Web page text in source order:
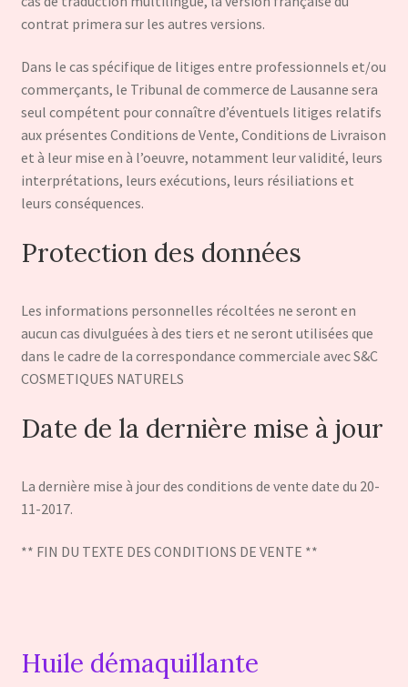
contrat primera sur les autres versions.
Dans le cas spécifique de litiges entre professionnels et/ou
commerçants, le Tribunal de commerce de Lausanne sera
seul compétent pour connaître d’éventuels litiges relatifs
aux présentes Conditions de Vente, Conditions de Livraison
et à leur mise en à l’oeuvre, notamment leur validité, leurs
interprétations, leurs exécutions, leurs résiliations et
leurs conséquences.
Protection des données
Les informations personnelles récoltées ne seront en
aucun cas divulguées à des tiers et ne seront utilisées que
dans le cadre de la correspondance commerciale avec S&C
COSMETIQUES NATURELS
Date de la dernière mise à jour
La dernière mise à jour des conditions de vente date du 20-
11-2017.
** FIN DU TEXTE DES CONDITIONS DE VENTE **
Huile démaquillante